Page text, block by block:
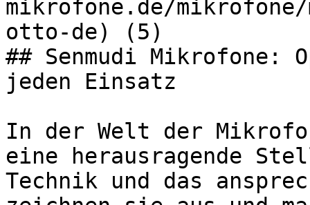
mikrofone.de/
otto-de) (5)
## Senmudi
jeden Einsatz
In der Welt der
eine herausragende
Technik und das